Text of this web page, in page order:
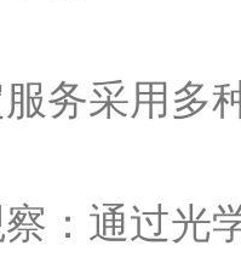
采用多种
通过光学